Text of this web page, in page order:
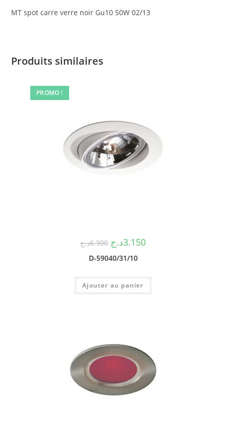
MT spot carre verre noir Gu10 50W 02/13
Produits similaires
PROMO !
6.300د.ج 3.150د.ج
D-59040/31/10
Ajouter au panier